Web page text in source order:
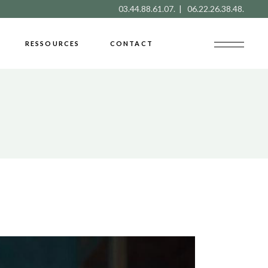
03.44.88.61.07. | 06.22.26.38.48.
RESSOURCES CONTACT